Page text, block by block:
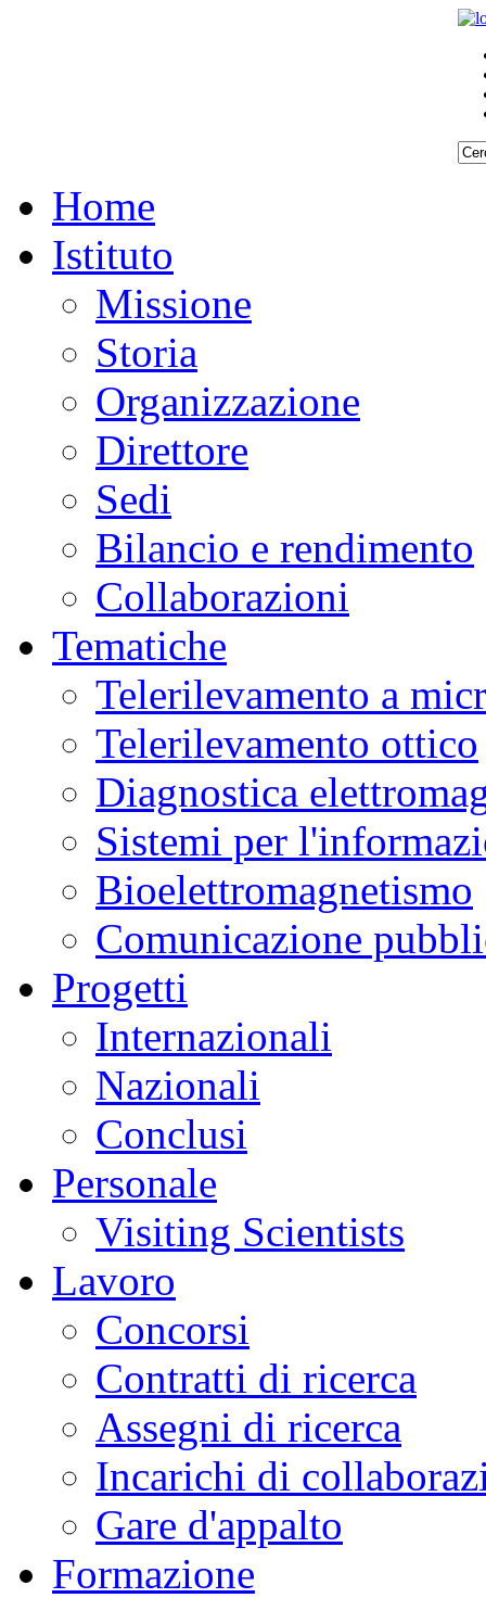
Home
Istituto
Missione
Storia
Organizzazione
Direttore
Sedi
Bilancio e rendimento
Collaborazioni
Tematiche
Telerilevamento a
Telerilevamento ottico
Diagnostica
Sistemi per
Bioelettromagnetismo
Comunicazione
Progetti
Internazionali
Nazionali
Conclusi
Personale
Visiting Scientists
Lavoro
Concorsi
Contratti di ricerca
Assegni di ricerca
Incarichi di
Gare d'appalto
Formazione